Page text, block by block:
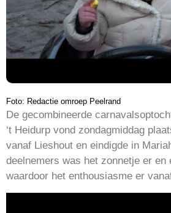
Foto: Redactie omroep Peelrand
De gecombineerde
‘t Heidurp vond zondagmiddag
vanaf Lieshout en eindigde in
deelnemers was het zonnetje er en
waardoor het enthousiasme er